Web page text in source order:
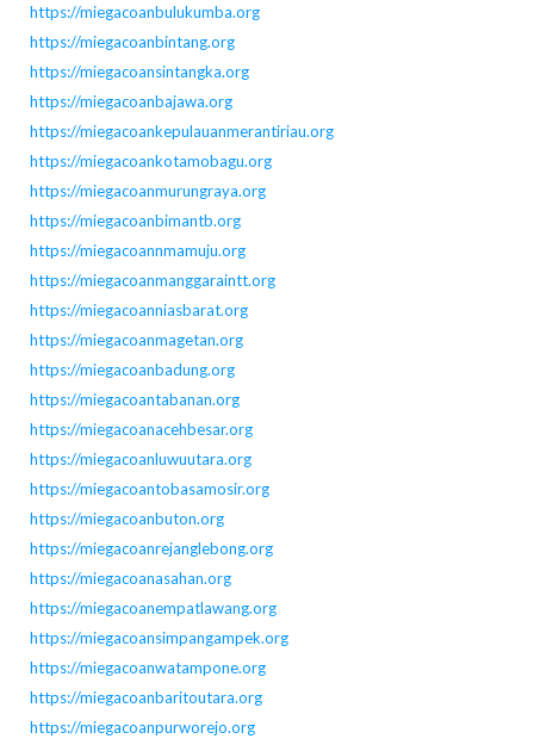
https://miegacoanbulukumba.org
https://miegacoanbintang.org
https://miegacoansintangka.org
https://miegacoanbajawa.org
https://miegacoankepulauanmerantiriau.org
https://miegacoankotamobagu.org
https://miegacoanmurungraya.org
https://miegacoanbimantb.org
https://miegacoannmamuju.org
https://miegacoanmanggaraintt.org
https://miegacoanniasbarat.org
https://miegacoanmagetan.org
https://miegacoanbadung.org
https://miegacoantabanan.org
https://miegacoanacehbesar.org
https://miegacoanluwuutara.org
https://miegacoantobasamosir.org
https://miegacoanbuton.org
https://miegacoanrejanglebong.org
https://miegacoanasahan.org
https://miegacoanempatlawang.org
https://miegacoansimpangampek.org
https://miegacoanwatampone.org
https://miegacoanbaritoutara.org
https://miegacoanpurworejo.org